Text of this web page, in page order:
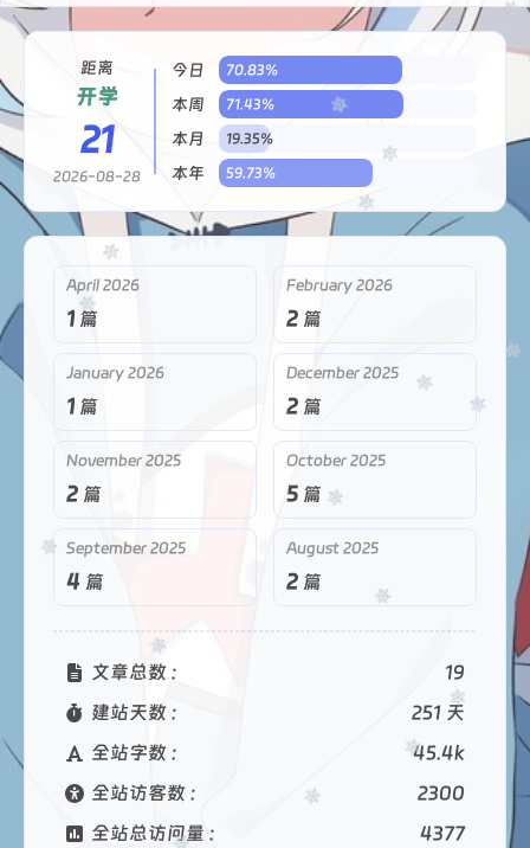
2025-11-29
距离
开学
21
2026-08-28
今日 70.83%
本周 71.43%
本月 19.35%
本年 59.73%
April 2026
1 篇
February 2026
2 篇
January 2026
1 篇
December 2025
2 篇
November 2025
2 篇
October 2025
5 篇
September 2025
4 篇
August 2025
2 篇
文章总数 :
19
建站天数 :
251 天
全站字数 :
45.4k
全站访客数 :
2300
全站总访问量 :
4377